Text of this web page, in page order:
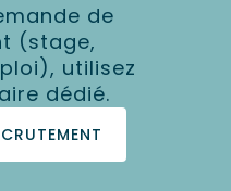
de
(stage,
utilisez
dédié.